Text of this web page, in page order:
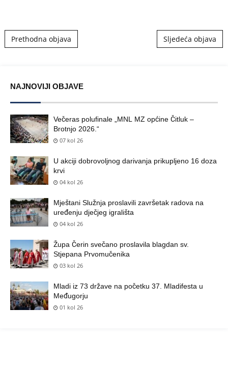
Post navigation
Prethodna objava Sljedeća objava
NAJNOVIJI OBJAVE
Večeras polufinale „MNL MZ općine Čitluk –
Brotnjo 2026.“
07 kol 26
U akciji dobrovoljnog darivanja prikupljeno 16 doza
krvi
04 kol 26
Mještani Služnja proslavili završetak radova na
uređenju dječjeg igrališta
04 kol 26
Župa Čerin svečano proslavila blagdan sv.
Stjepana Prvomučenika
03 kol 26
Mladi iz 73 države na početku 37. Mladifesta u
Međugorju
01 kol 26